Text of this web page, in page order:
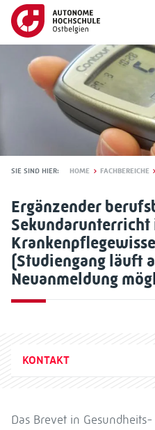
SIE SIND HIER: HOME FACHBEREICHE
Ergänzender
Sekundarunterricht
(Studiengang läuft
Neuanmeldung
KONTAKT
Das Brevet in